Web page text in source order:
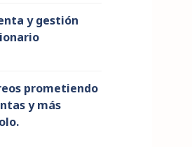
y gestión
prometiendo
y más